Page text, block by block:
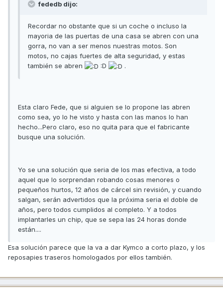
fededb dijo:
Recordar no obstante que si un coche o incluso la
mayoria de las puertas de una casa se abren con una
gorra, no van a ser menos nuestras motos. Son
motos, no cajas fuertes de alta seguridad, y estas
también se abren
:D .
Esta claro Fede, que si alguien se lo propone las abren
como sea, yo lo he visto y hasta con las manos lo han
hecho...Pero claro, eso no quita para que el fabricante
busque una solución.
Yo se una solución que seria de los mas efectiva, a todo
aquel que lo sorprendan robando cosas menores o
pequeños hurtos, 12 años de cárcel sin revisión, y cuando
salgan, serán advertidos que la próxima seria el doble de
años, pero todos cumplidos al completo. Y a todos
implantarles un chip, que se sepa las 24 horas donde
están....
Esa solución parece que la va a dar Kymco a corto plazo, y los
reposapies traseros homologados por ellos también.